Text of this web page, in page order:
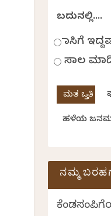
ಬದುಕಿನಲ್ಲಿ....
ಹಾಸಿಗೆ
ಸಾಲ ಮಾಡಿ
ಹಳೆಯ
ನಮ್ಮ